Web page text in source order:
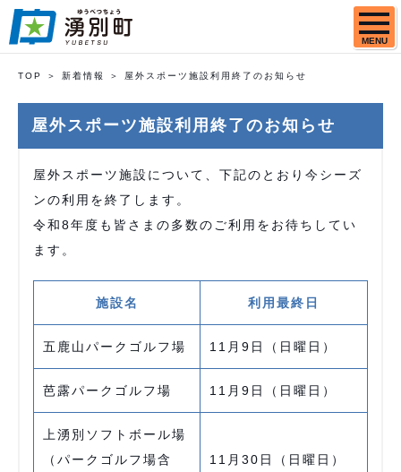
MENU
TOP 新着情報 屋外スポーツ施設利用終了のお知らせ
屋外スポーツ施設利用終了のお知らせ
屋外スポーツ施設について、下記のとおり今シーズ
ンの利用を終了します。
令和8年度も皆さまの多数のご利用をお待ちしてい
ます。
施設名 利用最終日
五鹿山パークゴルフ場 11月9日（日曜日）
芭露パークゴルフ場 11月9日（日曜日）
上湧別ソフトボール場
（パークゴルフ場含
11月30日（日曜日）